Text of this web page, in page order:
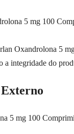
5 mg 100
Oxandrolona 5
a integridade do
5 mg 100